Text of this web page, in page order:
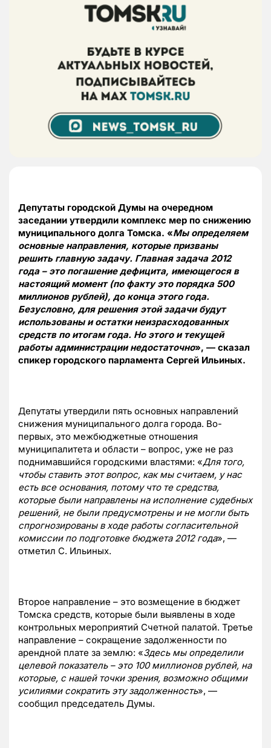
Депутаты городской Думы на очередном
заседании утвердили комплекс мер по снижению
муниципального долга Томска. «Мы определяем
основные направления, которые призваны
решить главную задачу. Главная задача 2012
года – это погашение дефицита, имеющегося в
настоящий момент (по факту это порядка 500
миллионов рублей), до конца этого года.
Безусловно, для решения этой задачи будут
использованы и остатки неизрасходованных
средств по итогам года. Но этого и текущей
работы администрации недостаточно», — сказал
спикер городского парламента Сергей Ильиных.
Депутаты утвердили пять основных направлений
снижения муниципального долга города. Во-
первых, это межбюджетные отношения
муниципалитета и области – вопрос, уже не раз
поднимавшийся городскими властями: «Для того,
чтобы ставить этот вопрос, как мы считаем, у нас
есть все основания, потому что те средства,
которые были направлены на исполнение судебных
решений, не были предусмотрены и не могли быть
спрогнозированы в ходе работы согласительной
комиссии по подготовке бюджета 2012 года», —
отметил С. Ильиных.
Второе направление – это возмещение в бюджет
Томска средств, которые были выявлены в ходе
контрольных мероприятий Счетной палатой. Третье
направление – сокращение задолженности по
арендной плате за землю: «Здесь мы определили
целевой показатель – это 100 миллионов рублей, на
которые, с нашей точки зрения, возможно общими
усилиями сократить эту задолженность», —
сообщил председатель Думы.